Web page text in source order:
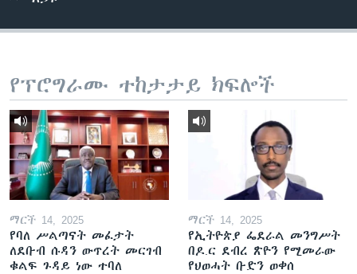
የፕሮግራሙ ተከታታይ ክፍሎች
ማርች 14, 2025
የባለ ሥልጣናት መፈታት
ለደቡብ ሱዳን ውጥረት መርገብ
ቁልፍ ጉዳይ ነው ተባለ
ማርች 14, 2025
የኢትዮጵያ ፌደራል መንግሥት
በዶ.ር ደብረ ጽዮን የሚመራው
የህወሓት ቡድን ወቀሰ